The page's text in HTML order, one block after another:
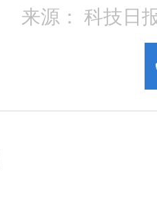
来源： 科技日